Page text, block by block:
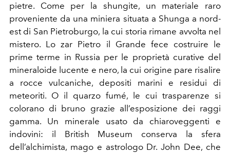
pietre. Come per la shungite, un materiale raro
proveniente da una miniera situata a Shunga a nord-
est di San Pietroburgo, la cui storia rimane avvolta nel
mistero. Lo zar Pietro il Grande fece costruire le
prime terme in Russia per le proprietà curative del
mineraloide lucente e nero, la cui origine pare risalire
a rocce vulcaniche, depositi marini e residui di
meteoriti. O il quarzo fumé, le cui trasparenze si
colorano di bruno grazie all’esposizione dei raggi
gamma. Un minerale usato da chiaroveggenti e
indovini: il British Museum conserva la sfera
dell’alchimista, mago e astrologo Dr. John Dee, che